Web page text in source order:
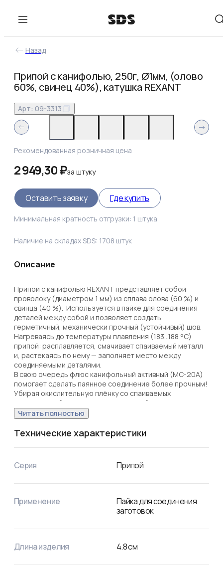
Назад
Припой с канифолью, 250г, Ø1мм, (олово
60%, свинец 40%), катушка REXANT
Арт: 09-3313
Рекомендованная розничная цена
2 949,30 ₽за штуку
Оставить заявку Где купить
Минимальная кратность отгрузки: 1 штука
Наличие на складах SDS: 1708 штук
Описание
Припой с канифолью REXANT представляет собой
проволоку (диаметром 1 мм) из сплава олова (60 %) и
свинца (40 %).  Используется в пайке для соединения
деталей между собой и позволяет создать
герметичный, механически прочный (устойчивый) шов.
Нагреваясь до температуры плавления (183...188 °C)
припой: расплавляется, смачивает спаиваемый металл
и, растекаясь по нему — заполняет место между
соединяемыми деталями.
В свою очередь флюс канифольный активный (MC-20A)
помогает сделать паянное соединение более прочным!
Убирая окислительную плёнку со спаиваемых
поверхностей и защищая их от дальнейшего окисления
при пайке.
Содержание флюса в припое — 2,2 %.
Как видно из вышесказанного припой с канифолью
флюс на катушках по 250 грамм.
Читать полностью
Технические характеристики
Серия Припой
Применение
Пайка для соединения
заготовок
Длина изделия 4.8см